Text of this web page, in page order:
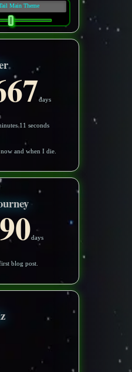
days
8 seconds
and when I die.
days
blog post.